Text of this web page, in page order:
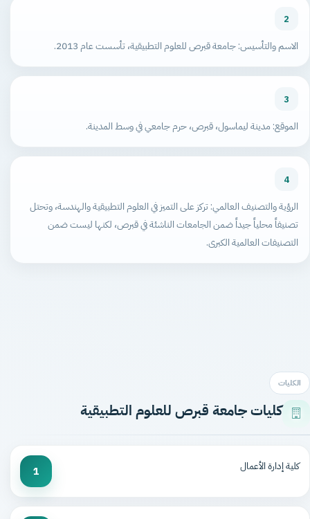
2
الاسم والتأسيس: جامعة قبرص للعلوم التطبيقية، تأسست عام 2013.
3
الموقع: مدينة ليماسول، قبرص، حرم جامعي في وسط المدينة.
4
الرؤية والتصنيف العالمي: تركز على التميز في العلوم التطبيقية والهندسة، وتحتل
تصنيفاً محلياً جيداً ضمن الجامعات الناشئة في قبرص، لكنها ليست ضمن
التصنيفات العالمية الكبرى.
الكليات
كليات جامعة قبرص للعلوم التطبيقية
كلية إدارة الأعمال 1